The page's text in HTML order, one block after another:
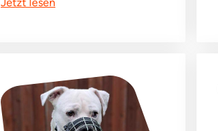
Jetzt lesen